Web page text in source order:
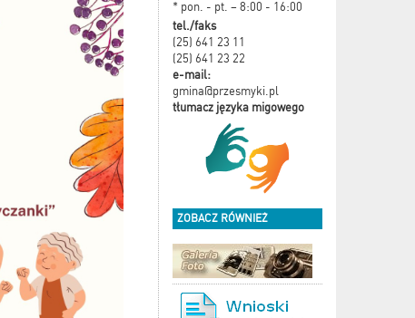
* pon. - pt. – 8:00 - 16:00
tel./faks
(25) 641 23 11
(25) 641 23 22
e-mail:
gmina@przesmyki.pl
tłumacz języka migowego
ZOBACZ RÓWNIEŻ